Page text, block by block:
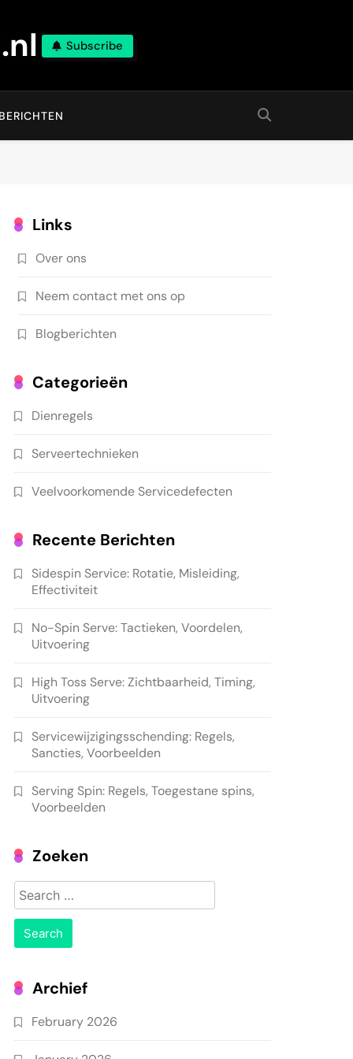
Subscribe
Links
Over ons
Neem contact met ons op
Blogberichten
Categorieën
Dienregels
Serveertechnieken
Veelvoorkomende Servicedefecten
Recente Berichten
Sidespin Service: Rotatie, Misleiding,
Effectiviteit
No-Spin Serve: Tactieken, Voordelen,
Uitvoering
High Toss Serve: Zichtbaarheid, Timing,
Uitvoering
Servicewijzigingsschending: Regels,
Sancties, Voorbeelden
Serving Spin: Regels, Toegestane spins,
Voorbeelden
Zoeken
Search
for:
Archief
February 2026